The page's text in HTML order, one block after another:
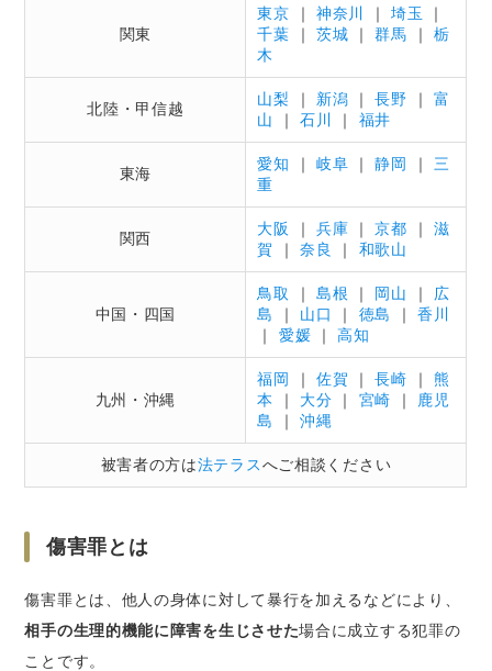
関東
東京 ｜ 神奈川 ｜埼玉
｜
千葉 ｜ 茨城 ｜群馬 ｜ 栃
木
北陸・甲信越
山梨 ｜ 新潟 ｜長野 ｜ 富
山
｜石川 ｜ 福井
東海
愛知 ｜ 岐阜 ｜静岡 ｜ 三
重
関西
大阪 ｜ 兵庫 ｜京都 ｜ 滋
賀
｜奈良 ｜ 和歌山
中国・四国
鳥取 ｜ 島根 ｜ 岡山 ｜ 広
島
｜ 山口 ｜ 徳島 ｜香川
｜ 愛媛 ｜高知
九州・沖縄
福岡 ｜ 佐賀 ｜長崎 ｜ 熊
本
｜ 大分 ｜ 宮崎 ｜
鹿児
島
｜沖縄
被害者の方は法テラスへご相談ください
傷害罪とは
傷害罪とは、他人の身体に対して暴行を加えるなどにより、
相手の生理的機能に障害を生じさせた場合に成立する犯罪の
ことです。